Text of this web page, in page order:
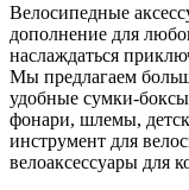
Велосипедные
дополнение для
наслаждаться
Мы предлагаем
удобные сумки-
фонари, шлемы,
инструмент для
велоаксессуары для